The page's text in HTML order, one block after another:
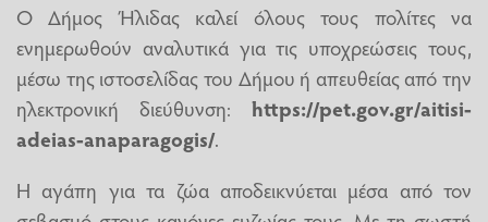
Ο Δήμος Ήλιδας καλεί όλους τους πολίτες να
ενημερωθούν αναλυτικά για τις υποχρεώσεις τους,
μέσω της ιστοσελίδας του Δήμου ή απευθείας από την
ηλεκτρονική διεύθυνση: https://pet.gov.gr/aitisi-
adeias-anaparagogis/.
Η αγάπη για τα ζώα αποδεικνύεται μέσα από τον